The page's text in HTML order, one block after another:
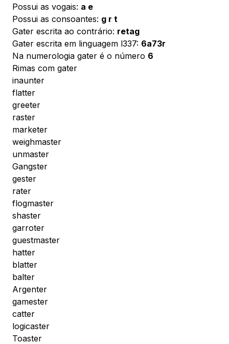
Possui as vogais: a e
Possui as consoantes: g r t
Gater escrita ao contrário: retag
Gater escrita em linguagem l337: 6a73r
Na numerologia gater é o número 6
Rimas com gater
inaunter
flatter
greeter
raster
marketer
weighmaster
unmaster
Gangster
gester
rater
flogmaster
shaster
garroter
guestmaster
hatter
blatter
balter
Argenter
gamester
catter
logicaster
Toaster